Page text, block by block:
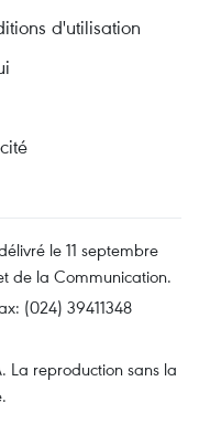
d'utilisation
le 11 septembre
de la Communication.
(024) 39411348
La reproduction sans la